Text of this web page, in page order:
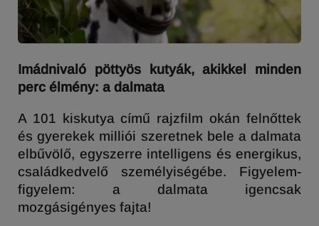
Imádnivaló pöttyös kutyák, akikkel minden
perc élmény: a dalmata
A 101 kiskutya című rajzfilm okán felnőttek
és gyerekek milliói szeretnek bele a dalmata
elbűvölő, egyszerre intelligens és energikus,
családkedvelő személyiségébe. Figyelem-
figyelem: a dalmata igencsak
mozgásigényes fajta!